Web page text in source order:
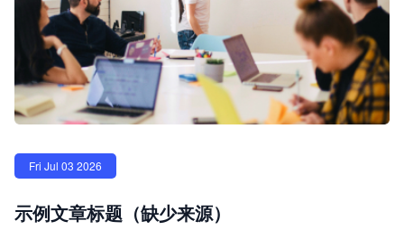
Fri Jul 03 2026
示例文章标题（缺少来源）